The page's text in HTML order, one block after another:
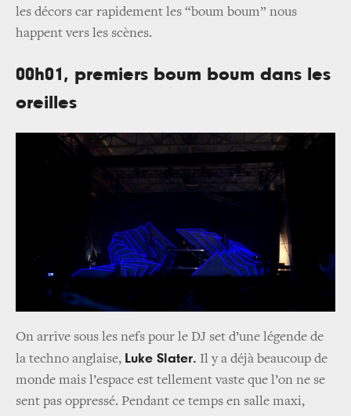
les décors car rapidement les “boum boum” nous
happent vers les scènes.
00h01, premiers boum boum dans les
oreilles
On arrive sous les nefs pour le DJ set d’une légende de
la techno anglaise, Luke Slater. Il y a déjà beaucoup de
monde mais l’espace est tellement vaste que l’on ne se
sent pas oppressé. Pendant ce temps en salle maxi,